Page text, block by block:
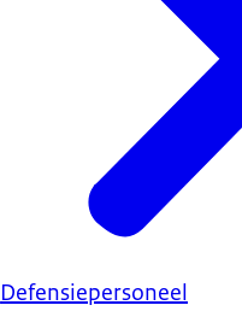
Defensiepersoneel